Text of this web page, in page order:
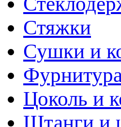
Стяжки
Сушки и
Цоколь и
Штанги и